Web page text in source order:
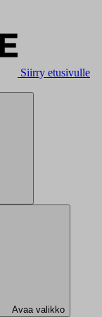
Siirry etusivulle
Avaa valikko